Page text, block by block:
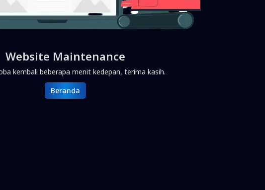
Website Maintenance
kembali beberapa menit kedepan, terima kasih.
Beranda